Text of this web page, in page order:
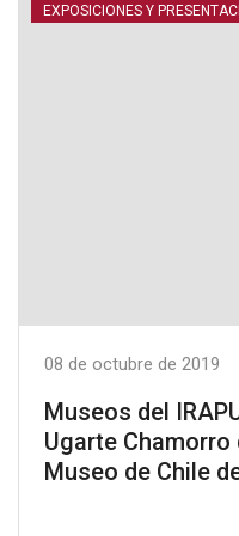
EXPOSICIONES Y
08 de octubre de 2019
Museos del
Ugarte Chamorro
Museo de Chile